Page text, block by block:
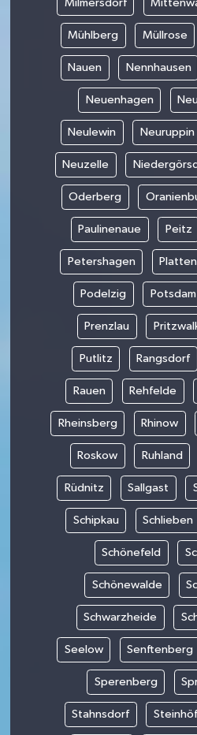
Milmersdorf
Mühlberg Müllrose
Nauen Nennhausen
Neuenhagen
Neulewin Neuruppin
Neuzelle
Oderberg
Paulinenaue Peitz
Petershagen
Podelzig Potsdam
Prenzlau
Putlitz Rangsdorf
Rauen Rehfelde
Rheinsberg Rhinow
Roskow Ruhland
Rüdnitz Sallgast
Schipkau Schlieben
Schönefeld
Schönewalde
Schwarzheide
Seelow Senftenberg
Sperenberg
Stahnsdorf